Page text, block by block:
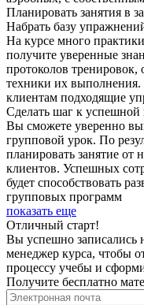
Планировать занятия в
Набрать базу
На курсе много
получите уверенные
протоколов
техники их
клиентам подходящие
Сделать шаг к успешной
Вы сможете уверенно
групповой урок. По
планировать занятие от
клиентов. Успешных
будет способствовать
групповых программ
показать еще
Отличный старт!
Вы успешно записались
менеджер курса, чтобы
процессу учебы и
Получите бесплатно